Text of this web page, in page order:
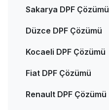
Sakarya DPF Çözümü
Düzce DPF Çözümü
Kocaeli DPF Çözümü
Fiat DPF Çözümü
Renault DPF Çözümü